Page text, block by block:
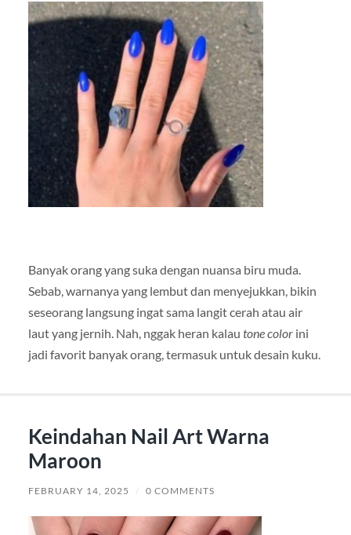
Banyak orang yang suka dengan nuansa biru muda.
Sebab, warnanya yang lembut dan menyejukkan, bikin
seseorang langsung ingat sama langit cerah atau air
laut yang jernih. Nah, nggak heran kalau tone color ini
jadi favorit banyak orang, termasuk untuk desain kuku.
Keindahan Nail Art Warna
Maroon
FEBRUARY 14, 2025 / 0 COMMENTS